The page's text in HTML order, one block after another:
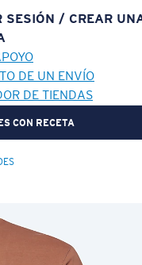
SESIÓN / CREAR
DE UN ENVÍO
DE TIENDAS
CON RECETA
AL CARRITO!
Precio:
Cantidad: